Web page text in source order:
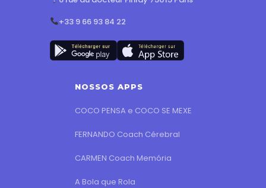
+33 9 66 93 84 22
NOSSOS APPS
COCO PENSA e COCO SE MEXE
FERNANDO Coach Cérebral
CARMEN Coach Memória
A Bola que Rola